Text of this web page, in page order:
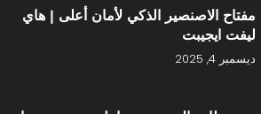
مفتاح الاصنصير الذكي لأمان أعلى | هاي
ليفت ايجيبت
ديسمبر 4, 2025